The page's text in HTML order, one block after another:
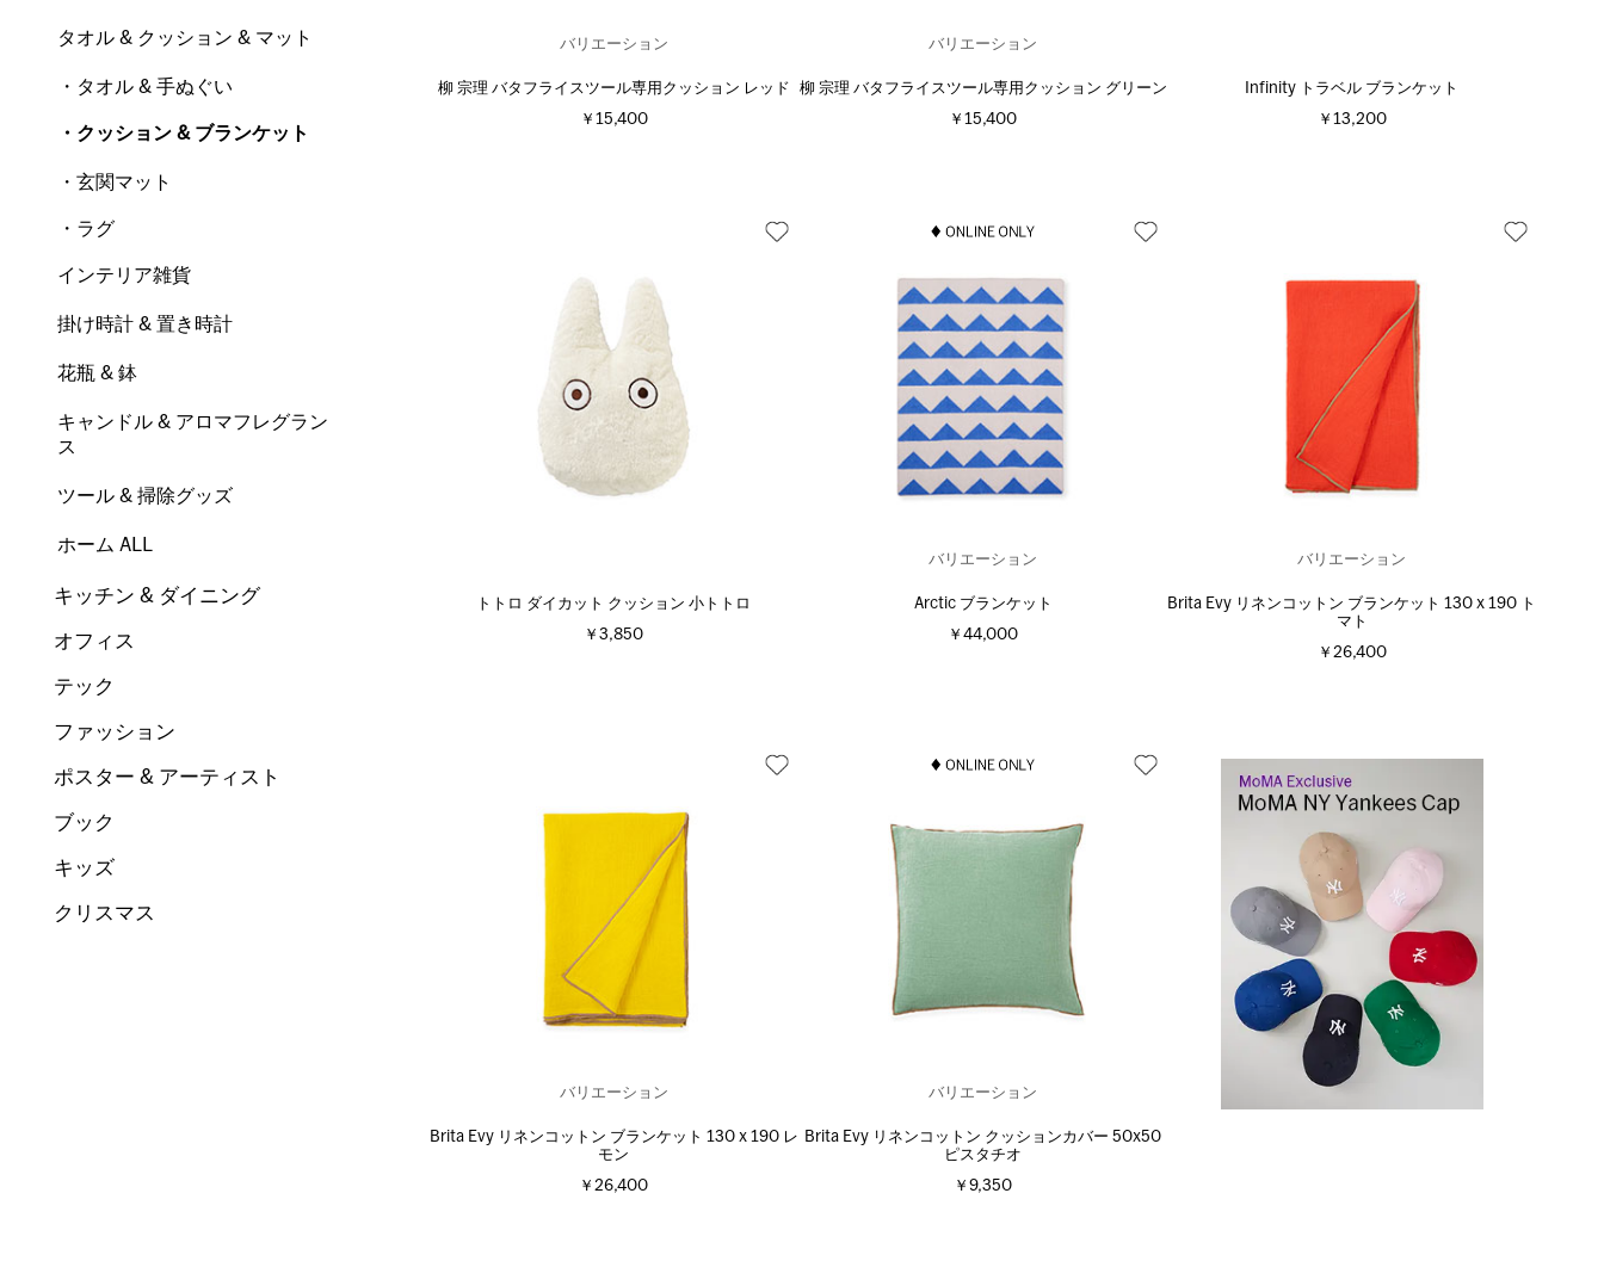
バリエーション
柳 宗理 バタフライスツール専用クッション レッド
￥15,400
バリエーション
柳 宗理 バタフライスツール専用クッション グリーン
￥15,400
Infinity トラベル ブランケット
￥13,200
トトロ ダイカット クッション 小トトロ
￥3,850
バリエーション
Arctic ブランケット
￥44,000
バリエーション
Brita Evy リネンコットン ブランケット 130 x 190 ト
マト
￥26,400
バリエーション
Brita Evy リネンコットン ブランケット 130 x 190 レ
モン
￥26,400
バリエーション
Brita Evy リネンコットン クッションカバー 50x50
ピスタチオ
￥9,350
タオル & クッション & マット
・タオル & 手ぬぐい
・クッション & ブランケット
・玄関マット
・ラグ
インテリア雑貨
掛け時計 & 置き時計
花瓶 & 鉢
キャンドル & アロマフレグラン
ス
ツール & 掃除グッズ
ホーム ALL
キッチン & ダイニング
オフィス
テック
ファッション
ポスター & アーティスト
ブック
キッズ
クリスマス